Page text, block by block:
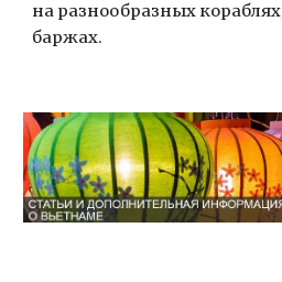
на разнообразных
баржах.